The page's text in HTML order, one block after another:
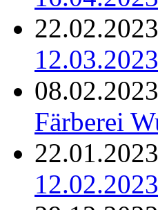
12.03.2023
Färberei
12.02.2023